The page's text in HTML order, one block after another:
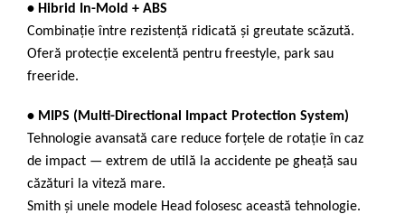
• Hibrid In-Mold + ABS
Combinație între rezistență ridicată și greutate scăzută.
Oferă protecție excelentă pentru freestyle, park sau
freeride.
• MIPS (Multi-Directional Impact Protection System)
Tehnologie avansată care reduce forțele de rotație în caz
de impact — extrem de utilă la accidente pe gheață sau
căzături la viteză mare.
Smith și unele modele Head folosesc această tehnologie.